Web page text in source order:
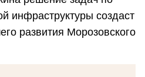
инфраструктуры создаст
развития Морозовского